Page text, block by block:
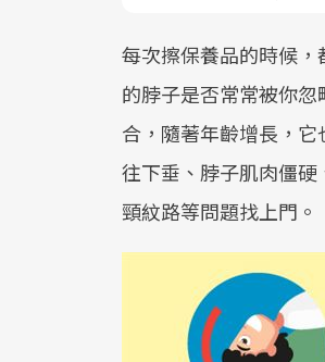
每次擦保養品的時候
的脖子是否常常被你
合，隨著年齡增長，
往下垂、脖子肌肉僵
頸紋路等問題找上門。